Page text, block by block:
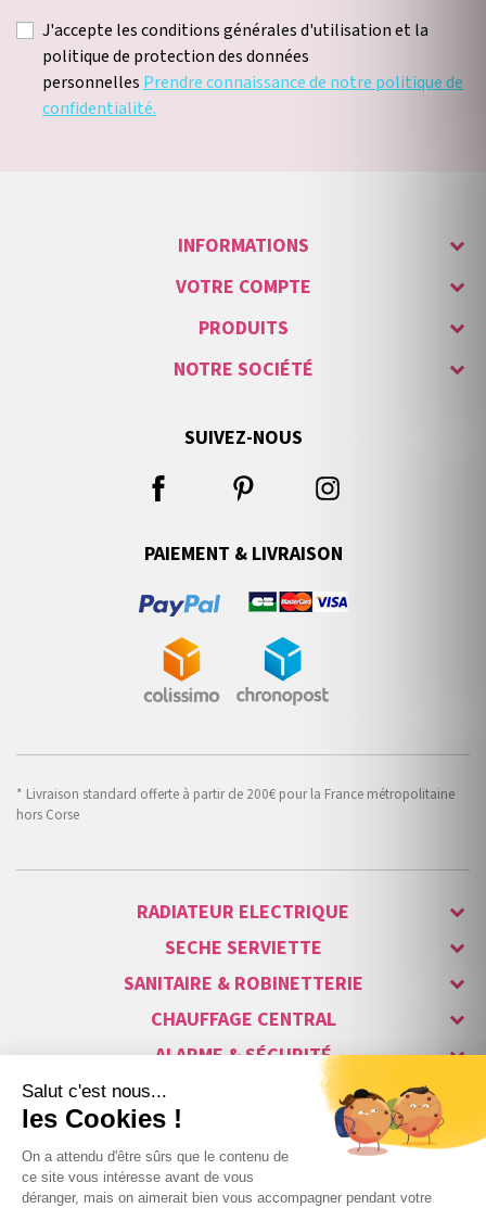
J'accepte les conditions générales d'utilisation et la
politique de protection des données
personnelles Prendre connaissance de notre politique de
confidentialité.
INFORMATIONS
VOTRE COMPTE
PRODUITS
NOTRE SOCIÉTÉ
SUIVEZ-NOUS
PAIEMENT & LIVRAISON
* Livraison standard offerte à partir de 200€ pour la France métropolitaine
hors Corse
RADIATEUR ELECTRIQUE
SECHE SERVIETTE
SANITAIRE & ROBINETTERIE
CHAUFFAGE CENTRAL
ALARME & SÉCURITÉ
MAISON CONNECTÉE
VISIOPHONE & INTERPHONE
LUMINAIRES & ECLAIRAGE
NOS GAMMES STARS